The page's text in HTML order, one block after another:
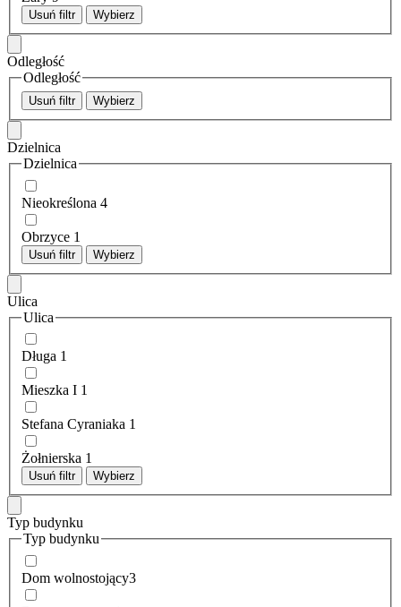
Usuń filtr Wybierz
Odległość
Odległość
Usuń filtr Wybierz
Dzielnica
Dzielnica
Nieokreślona 4
Obrzyce 1
Usuń filtr Wybierz
Ulica
Ulica
Długa 1
Mieszka I 1
Stefana Cyraniaka 1
Żołnierska 1
Usuń filtr Wybierz
Typ budynku
Typ budynku
Dom wolnostojący3